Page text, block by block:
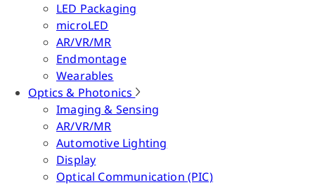
LED Packaging
microLED
AR/VR/MR
Endmontage
Wearables
Optics & Photonics
Imaging & Sensing
AR/VR/MR
Automotive Lighting
Display
Optical Communication (PIC)